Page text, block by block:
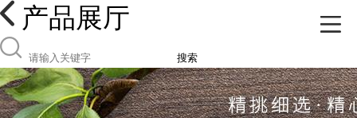
产品展厅
搜索